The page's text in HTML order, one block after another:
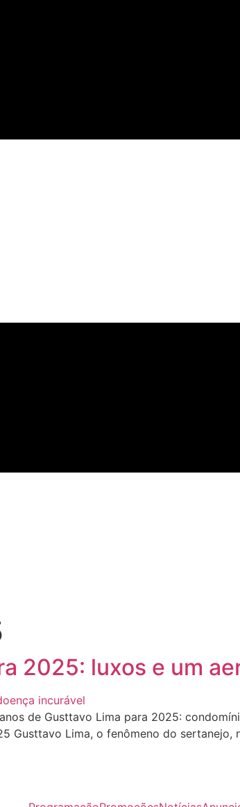
2025: luxos e um
de Gusttavo Lima para 2025:
Gusttavo Lima, o fenômeno do